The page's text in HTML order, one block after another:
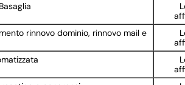
rinnovo dominio, rinnovo mail e